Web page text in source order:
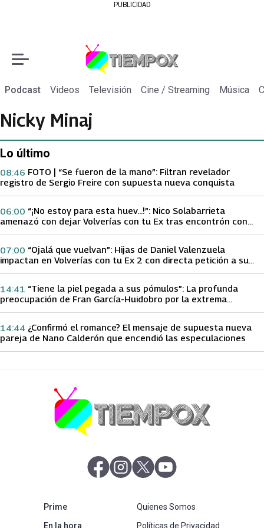
PUBLICIDAD
Podcast Videos Televisión Cine / Streaming Música
Nicky Minaj
Lo último
FOTO | “Se fueron de la mano”: Filtran revelador
registro de Sergio Freire con supuesta nueva conquista
08:46
“¡No estoy para esta huev…!”: Nico Solabarrieta
amenazó con dejar Volverías con tu Ex tras encontrón con
06:00
“Ojalá que vuelvan”: Hijas de Daniel Valenzuela
impactan en Volverías con tu Ex 2 con directa petición a su
07:00
“Tiene la piel pegada a sus pómulos”: La profunda
preocupación de Fran García-Huidobro por la extrema
14:41
¿Confirmó el romance? El mensaje de supuesta nueva
pareja de Nano Calderón que encendió las especulaciones
14:44
abre en nueva pestaña
abre en nueva pestaña
abre en nueva pestaña
Primeabre en nueva pestaña
En la horaabre en nueva pestaña
Quienes Somos
Políticas de Privacidad